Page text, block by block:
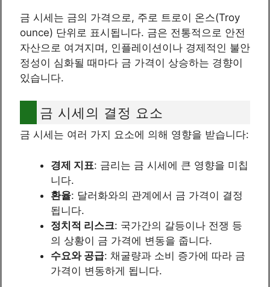
금 시세는 금의 가격으로, 주로 트로이 온스(Troy
ounce) 단위로 표시됩니다. 금은 전통적으로 안전
자산으로 여겨지며, 인플레이션이나 경제적인 불안
정성이 심화될 때마다 금 가격이 상승하는 경향이
있습니다.
금 시세의 결정 요소
금 시세는 여러 가지 요소에 의해 영향을 받습니다:
경제 지표: 금리는 금 시세에 큰 영향을 미칩
니다.
환율: 달러화와의 관계에서 금 가격이 결정
됩니다.
정치적 리스크: 국가간의 갈등이나 전쟁 등
의 상황이 금 가격에 변동을 줍니다.
수요와 공급: 채굴량과 소비 증가에 따라 금
가격이 변동하게 됩니다.